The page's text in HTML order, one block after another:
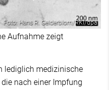
Foto: Hans R. Gelderblom/RKI/dpa
Aufnahme zeigt
lediglich medizinische
nach einer Impfung